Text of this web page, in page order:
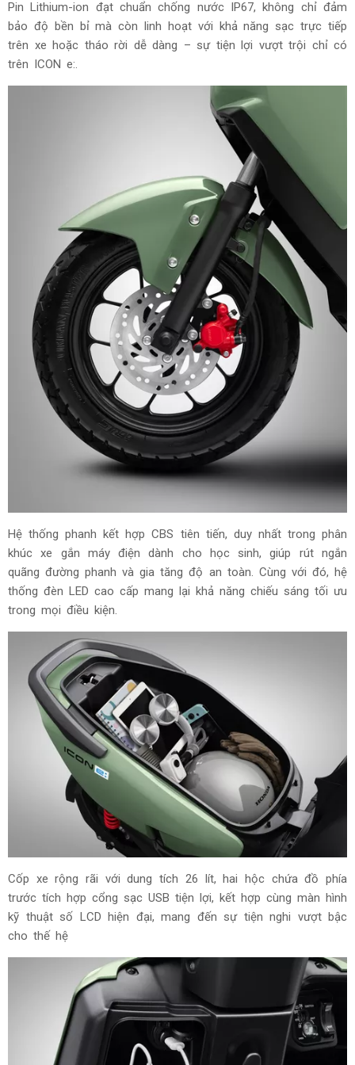
Pin Lithium-ion đạt chuẩn chống nước IP67, không chỉ đảm
bảo độ bền bỉ mà còn linh hoạt với khả năng sạc trực tiếp
trên xe hoặc tháo rời dễ dàng – sự tiện lợi vượt trội chỉ có
trên ICON e:.
Hệ thống phanh kết hợp CBS tiên tiến, duy nhất trong phân
khúc xe gắn máy điện dành cho học sinh, giúp rút ngắn
quãng đường phanh và gia tăng độ an toàn. Cùng với đó, hệ
thống đèn LED cao cấp mang lại khả năng chiếu sáng tối ưu
trong mọi điều kiện.
Cốp xe rộng rãi với dung tích 26 lít, hai hộc chứa đồ phía
trước tích hợp cổng sạc USB tiện lợi, kết hợp cùng màn hình
kỹ thuật số LCD hiện đại, mang đến sự tiện nghi vượt bậc
cho thế hệ